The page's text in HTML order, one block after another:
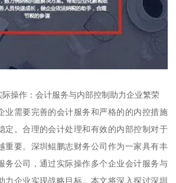
操作：会计服务与内部控制助力企业繁荣
业需要完善的会计服务和严格的的内控措施
定。合理的会计处理和有效的内部控制对于
重要。深圳鲲鹏志财务公司作为一家具有丰
务公司，通过实际操作多个企业会计服务与
力企业实现战略目标。本文将深入探讨深圳